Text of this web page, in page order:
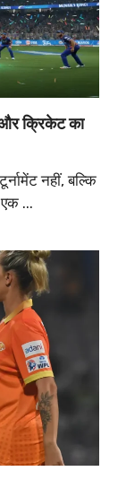
क्रिकेट का
नहीं, बल्कि
...